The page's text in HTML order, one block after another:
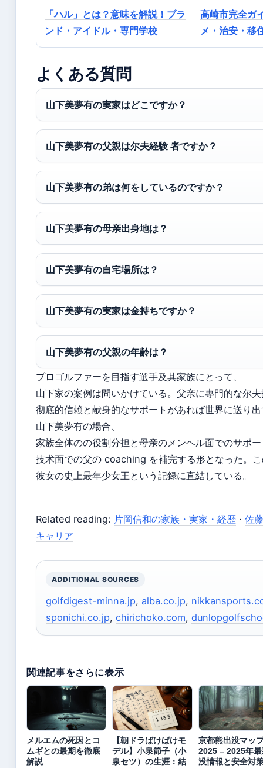
「ハル」とは？意味を解説！ブラ
ンド・アイドル・専門学校
高崎市完全ガ
メ・治安・移
よくある質問
山下美夢有の実家はどこですか？
山下美夢有の父親は尔夫経験 者ですか？
山下美夢有の弟は何をしているのですか？
山下美夢有の母亲出身地は？
山下美夢有の自宅場所は？
山下美夢有の実家は金持ちですか？
山下美夢有の父親の年齢は？
プロゴルファーを目指す選手及其家族にとって、
山下家の案例は問いかけている。父亲に專門的な尔
彻底的信赖と献身的なサポートがあれば世界に送り
山下美夢有の場合、
家族全体のの役割分担と母亲のメンヘル面でのサポ
技术面での父の coaching を補完する形となった。
彼女の史上最年少女王という記録に直結している。
Related reading: 片岡信和の家族・実家・経歴 · 佐
キャリア
ADDITIONAL SOURCES
golfdigest-minna.jp, alba.co.jp,
sponichi.co.jp, chirichoko.com,
関連記事をさらに表示
メルエムの死因とコ
ムギとの最期を徹底
解説
【朝ドラばけばけモ
デル】小泉節子（小
泉セツ）の生涯：結
京都熊出没マッ
2025 – 2025年
没情報と安全対